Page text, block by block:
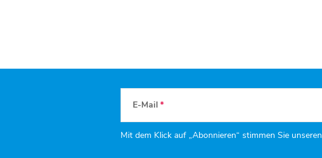
E-Mail
Mit dem Klick auf „Abonnieren“ stimmen Sie unseren